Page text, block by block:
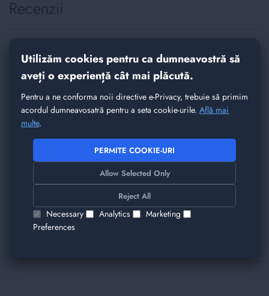
Utilizăm cookies pentru ca dumneavostră să
aveți o experiență cât mai plăcută.
Pentru a ne conforma noii directive e-Privacy, trebuie să primim
acordul dumneavosatră pentru a seta cookie-urile. Află mai
multe.
PERMITE COOKIE-URI
Allow Selected Only
Reject All
Necessary Analytics
Marketing
Preferences
Recenzii
Intel Xeon E5-2680 V4 | 14 Core @ 2.40GHz
(3.30GHz Boost, 120W TDP)
Nickname
Recenzie